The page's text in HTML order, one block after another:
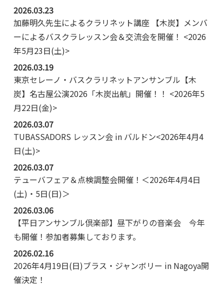
2026.03.23
加藤明久先生によるクラリネット講座 【木炭】メンバ
ーによるバスクラレッスン会＆交流会を開催！ <2026
年5月23日(土)>
2026.03.19
東京セレーノ・バスクラリネットアンサンブル【木
炭】名古屋公演2026「木炭出航」開催！！ <2026年5
月22日(金)>
2026.03.07
TUBASSADORS レッスン会 in バルドン<2026年4月4
日(土)>
2026.03.07
テューバフェア＆点検調整会開催！＜2026年4月4日
(土)・5日(日)＞
2026.03.06
【平日アンサンブル倶楽部】昼下がりの音楽会 今年
も開催！参加者募集しております。
2026.02.16
2026年4月19日(日)ブラス・ジャンボリー in Nagoya開
催決定！